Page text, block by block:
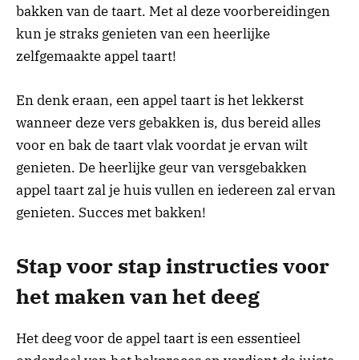
bakken van de taart. Met al deze voorbereidingen
kun je straks genieten van een heerlijke
zelfgemaakte appel taart!
En denk eraan, een appel taart is het lekkerst
wanneer deze vers gebakken is, dus bereid alles
voor en bak de taart vlak voordat je ervan wilt
genieten. De heerlijke geur van versgebakken
appel taart zal je huis vullen en iedereen zal ervan
genieten. Succes met bakken!
Stap voor stap instructies voor
het maken van het deeg
Het deeg voor de appel taart is een essentieel